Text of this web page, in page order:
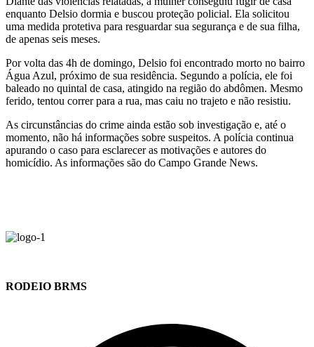
enquanto Delsio dormia e buscou proteção policial. Ela solicitou
uma medida protetiva para resguardar sua segurança e de sua filha,
de apenas seis meses.
Por volta das 4h de domingo, Delsio foi encontrado morto no bairro
Água Azul, próximo de sua residência. Segundo a polícia, ele foi
baleado no quintal de casa, atingido na região do abdômen. Mesmo
ferido, tentou correr para a rua, mas caiu no trajeto e não resistiu.
As circunstâncias do crime ainda estão sob investigação e, até o
momento, não há informações sobre suspeitos. A polícia continua
apurando o caso para esclarecer as motivações e autores do
homicídio. As informações são do Campo Grande News.
RODEIO BRMS